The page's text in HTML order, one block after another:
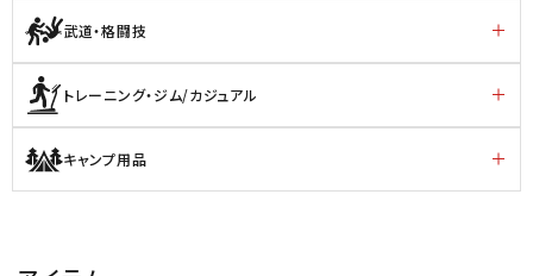
武道・格闘技
トレーニング・ジム/カジュアル
キャンプ用品